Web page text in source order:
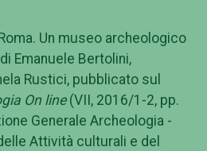
Un museo archeologico
Emanuele Bertolini,
Rustici, pubblicato sul
On line(VII, 2016/1-2, pp.
Generale Archeologia -
Attività culturali e del